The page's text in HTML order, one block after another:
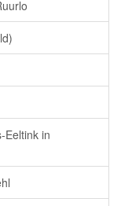
Eeltink in